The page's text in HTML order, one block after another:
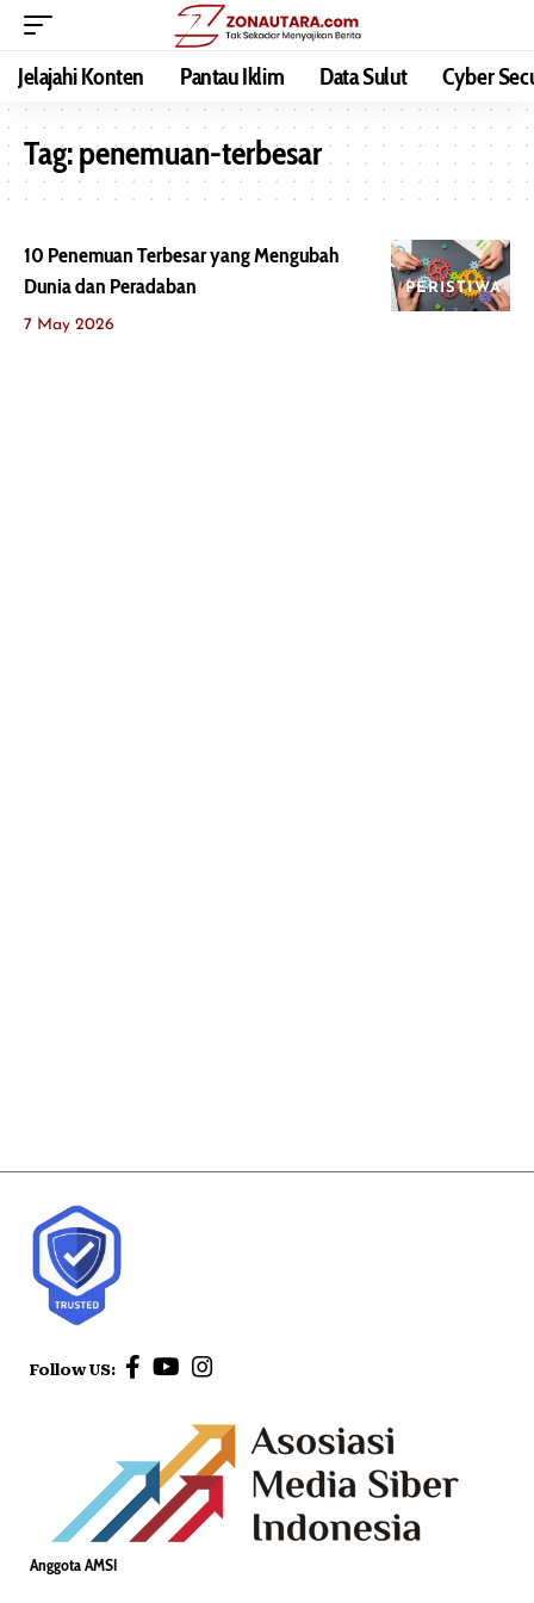
Jelajahi Konten Pantau Iklim Data Sulut Cyber
Tag:penemuan-terbesar
PERISTIWA
10 Penemuan Terbesar yang Mengubah
Dunia dan Peradaban
7 May 2026
Follow US:
Anggota AMSI